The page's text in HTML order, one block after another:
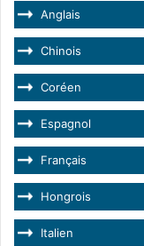
Anglais
Chinois
Coréen
Espagnol
Français
Hongrois
Italien